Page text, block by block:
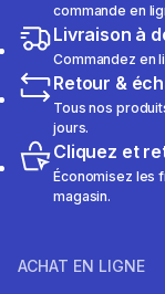
commande en
Livraison à
Commandez en
Retour &
Tous nos
jours.
Cliquez et
Économisez les
magasin.
ACHAT EN LIGNE